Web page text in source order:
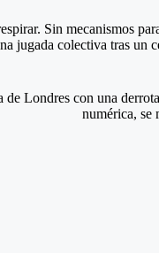
Sin mecanismos
jugada colectiva tras un
de Londres con una
numérica, se